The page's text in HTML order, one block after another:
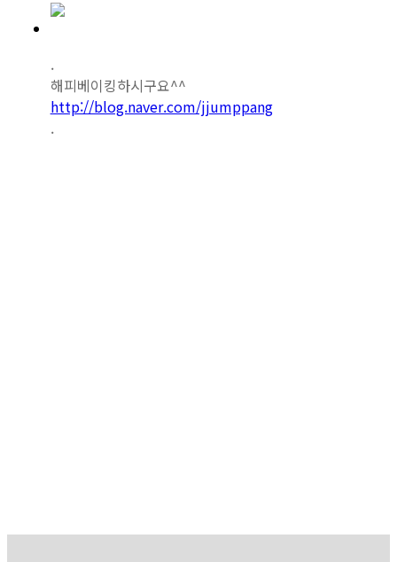
.
해피베이킹하시구요^^
http://blog.naver.com/jjumppang
.